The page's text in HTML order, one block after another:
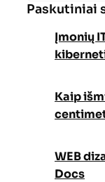
Paskutiniai
Įmonių
Kaip
WEB
Docs